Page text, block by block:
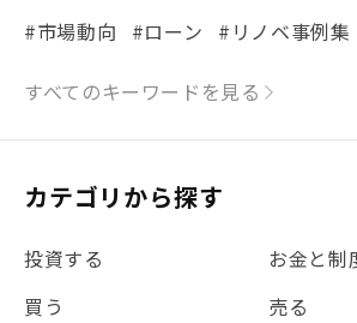
#市場動向
#ローン
#リノベ事例集
#シミュレーション #まちの住みや
#REIT
#新型コロナ #ETF #固定
すべてのキーワードを見る
カテゴリから探す
投資する
お金と制
買う
売る